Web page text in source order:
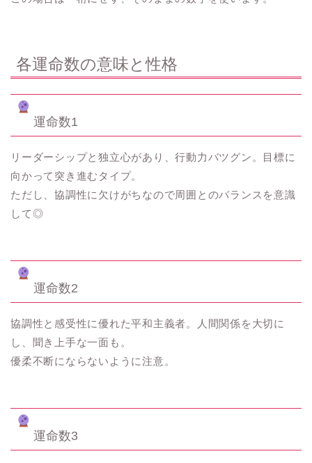
各運命数の意味と性格
運命数1
リーダーシップと独立心があり、行動力バツグン。目標に
向かって突き進むタイプ。
ただし、協調性に欠けがちなので周囲とのバランスを意識
して◎
運命数2
協調性と感受性に優れた平和主義者。人間関係を大切に
し、聞き上手な一面も。
優柔不断にならないように注意。
運命数3